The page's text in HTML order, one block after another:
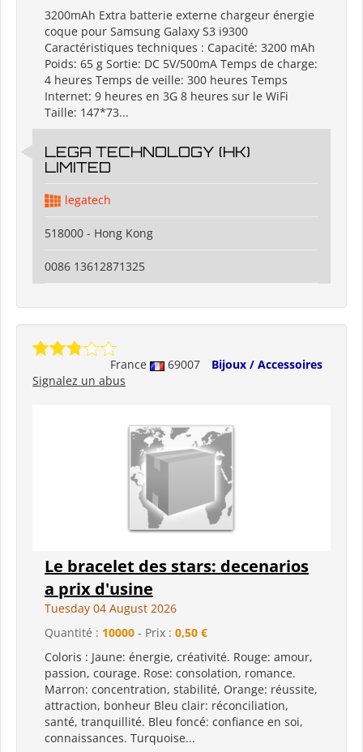
3200mAh Extra batterie externe chargeur énergie
coque pour Samsung Galaxy S3 i9300
Caractéristiques techniques : Capacité: 3200 mAh
Poids: 65 g Sortie: DC 5V/500mA Temps de charge:
4 heures Temps de veille: 300 heures Temps
Internet: 9 heures en 3G 8 heures sur le WiFi
Taille: 147*73...
LEGA TECHNOLOGY (HK)
LIMITED
legatech
518000 - Hong Kong
0086 13612871325
France 69007
Bijoux / Accessoires
Signalez un abus
Le bracelet des stars: decenarios
a prix d'usine
Tuesday 04 August 2026
Quantité : 10000 - Prix : 0,50 €
Coloris : Jaune: énergie, créativité. Rouge: amour,
passion, courage. Rose: consolation, romance.
Marron: concentration, stabilité, Orange: réussite,
attraction, bonheur Bleu clair: réconciliation,
santé, tranquillité. Bleu foncé: confiance en soi,
connaissances. Turquoise...